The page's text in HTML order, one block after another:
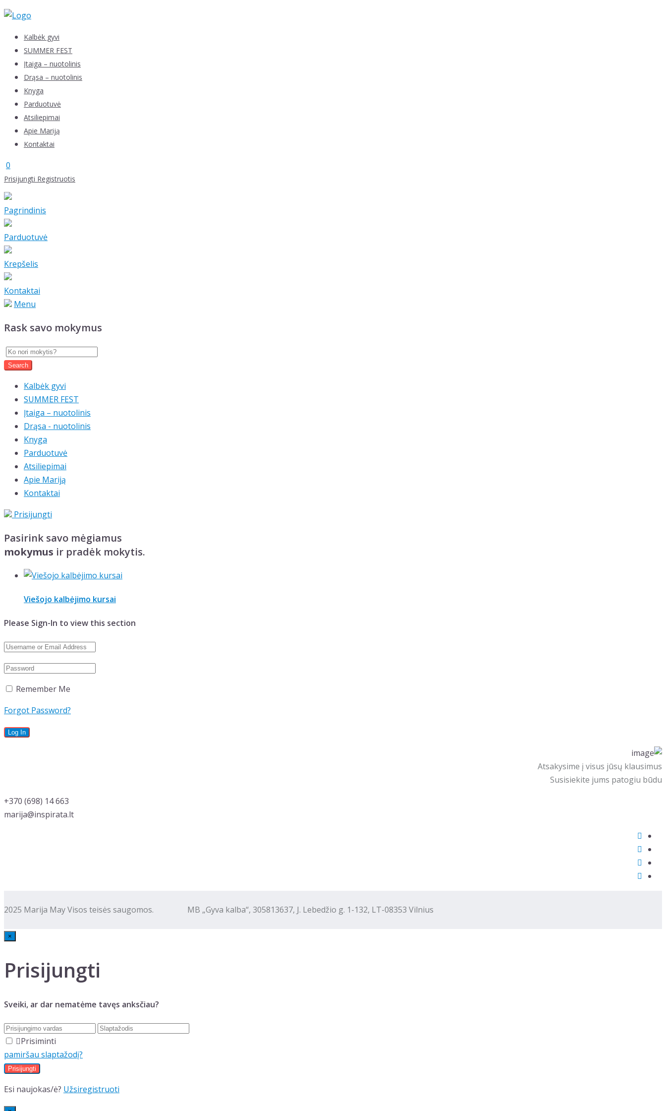
Skip
contentKalbėk gyvi
SUMMER FEST
Įtaiga – nuotolinis
Drąsa – nuotolinis
Knyga
Parduotuvė
Atsiliepimai
Apie Mariją
Kontaktai
0
Prisijungti Registruotis
Pagrindinis
Parduotuvė
Krepšelis
Kontaktai
Menu
Rask savo mokymus
Kalbėk gyvi
SUMMER FEST
Įtaiga – nuotolinis
Drąsa - nuotolinis
Knyga
Parduotuvė
Atsiliepimai
Apie Mariją
Kontaktai
Prisijungti
Pasirink savo mėgiamus
mokymus ir pradėk mokytis.
Viešojo kalbėjimo kursai
Please Sign-In to view this section
Remember Me
Forgot Password?
Atsakysime į visus jūsų klausimus
Susisiekite jums patogiu būdu
‭+370 (698) 14 663
marija@inspirata.lt
2025 Marija May Visos teisės saugomos. MB „Gyva kalba“, 305813637, J. Lebedžio g. 1-132, LT-08353 Vilnius
×
Prisijungti
Sveiki, ar dar nematėme tavęs anksčiau?
Prisiminti
pamiršau slaptažodį?
Esi naujokas/ė? Užsiregistruoti